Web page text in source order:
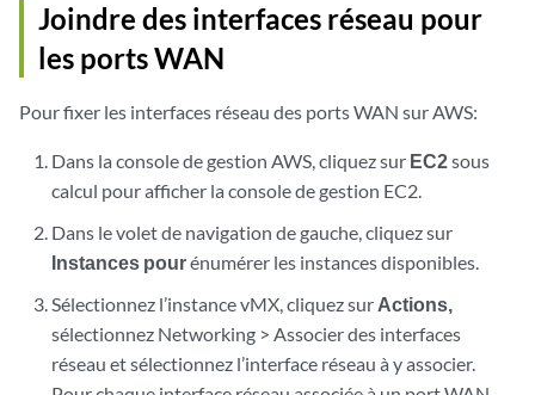
Joindre des interfaces réseau pour
les ports WAN
Pour fixer les interfaces réseau des ports WAN sur AWS:
Dans la console de gestion AWS, cliquez sur EC2sous
calcul pour afficher la console de gestion EC2.
Dans le volet de navigation de gauche, cliquez sur
Instances pourénumérer les instances disponibles.
Sélectionnez l’instance vMX, cliquez sur Actions,
sélectionnez Networking > Associer des interfaces
réseau et sélectionnez l’interface réseau à y associer.